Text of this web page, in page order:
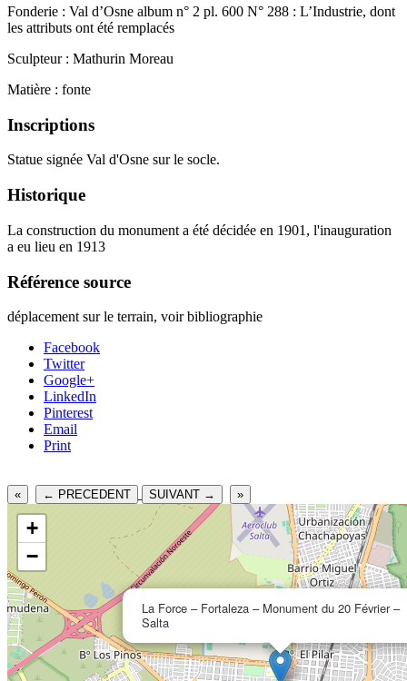
Fonderie : Val d’Osne album n° 2 pl. 600 N° 288 : L’Industrie, dont
les attributs ont été remplacés
Sculpteur : Mathurin Moreau
Matière : fonte
Inscriptions
Statue signée Val d'Osne sur le socle.
Historique
La construction du monument a été décidée en 1901, l'inauguration
a eu lieu en 1913
Référence source
déplacement sur le terrain, voir bibliographie
Facebook
Twitter
Google+
LinkedIn
Pinterest
Email
Print
« ← PRECEDENT SUIVANT → »
La Force – Fortaleza – Monument du 20 Février –
Salta
+
−